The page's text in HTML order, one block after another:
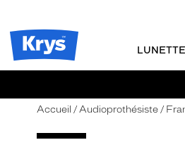
Opticien
Krys
Accueil Audioprothésiste